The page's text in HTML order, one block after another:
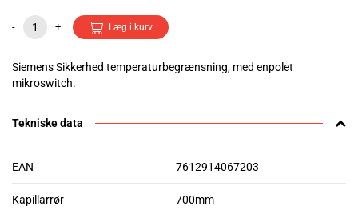
- + Læg i kurv
Siemens Sikkerhed temperaturbegrænsning, med enpolet
mikroswitch.
Tekniske data
EAN 7612914067203
Kapillarrør 700mm